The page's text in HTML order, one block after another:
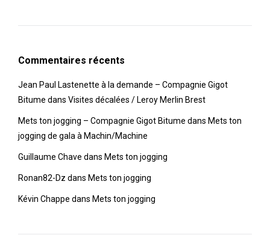
Commentaires récents
Jean Paul Lastenette à la demande – Compagnie Gigot
Bitume dans Visites décalées / Leroy Merlin Brest
Mets ton jogging – Compagnie Gigot Bitume dans Mets ton
jogging de gala à Machin/Machine
Guillaume Chave dans Mets ton jogging
Ronan82-Dz dans Mets ton jogging
Kévin Chappe dans Mets ton jogging